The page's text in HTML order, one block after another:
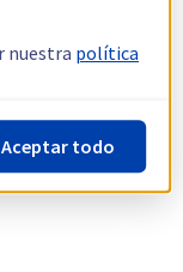
nuestra política
Aceptar todo